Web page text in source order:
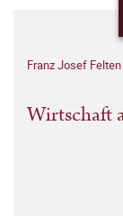
Franz Josef
Wirtschaft